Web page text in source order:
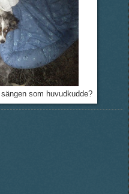
som huvudkudde?